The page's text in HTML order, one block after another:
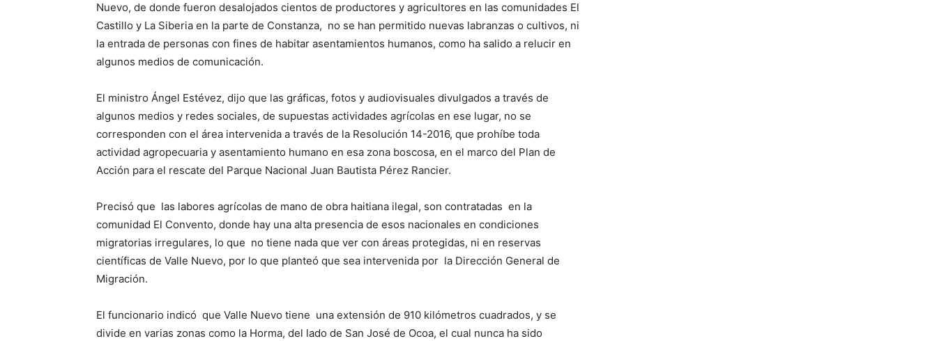
Nuevo, de donde fueron desalojados cientos de productores y agricultores en las comunidades El
Castillo y La Siberia en la parte de Constanza, no se han permitido nuevas labranzas o cultivos, ni
la entrada de personas con fines de habitar asentamientos humanos, como ha salido a relucir en
algunos medios de comunicación.
El ministro Ángel Estévez, dijo que las gráficas, fotos y audiovisuales divulgados a través de
algunos medios y redes sociales, de supuestas actividades agrícolas en ese lugar, no se
corresponden con el área intervenida a través de la Resolución 14-2016, que prohíbe toda
actividad agropecuaria y asentamiento humano en esa zona boscosa, en el marco del Plan de
Acción para el rescate del Parque Nacional Juan Bautista Pérez Rancier.
Precisó que las labores agrícolas de mano de obra haitiana ilegal, son contratadas en la
comunidad El Convento, donde hay una alta presencia de esos nacionales en condiciones
migratorias irregulares, lo que no tiene nada que ver con áreas protegidas, ni en reservas
científicas de Valle Nuevo, por lo que planteó que sea intervenida por la Dirección General de
Migración.
El funcionario indicó que Valle Nuevo tiene una extensión de 910 kilómetros cuadrados, y se
divide en varias zonas como la Horma, del lado de San José de Ocoa, el cual nunca ha sido